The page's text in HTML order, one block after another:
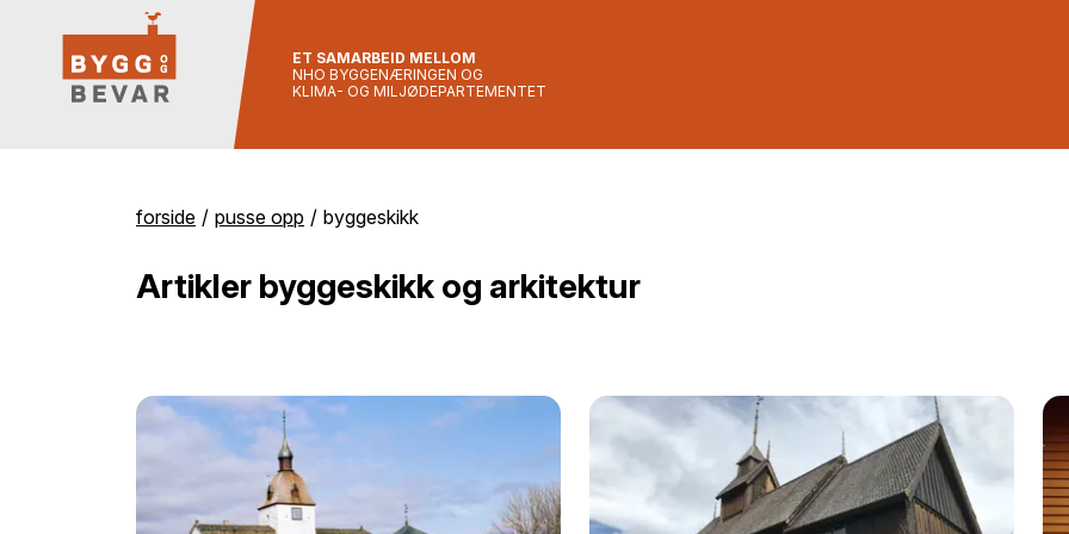
ET SAMARBEID MELLOM
NHO BYGGENÆRINGEN OG
KLIMA- OG MILJØDEPARTEMENTET
forside pusse opp byggeskikk
Artikler byggeskikk og arkitektur